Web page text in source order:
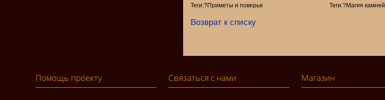
Теги:?Приметы и поверья Теги:?Магия камней
Возврат к списку
Помощь проекту Связаться с нами Магазин